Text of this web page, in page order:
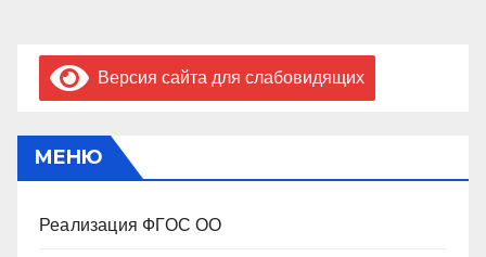
Версия сайта для слабовидящих
МЕНЮ
Реализация ФГОС ОО